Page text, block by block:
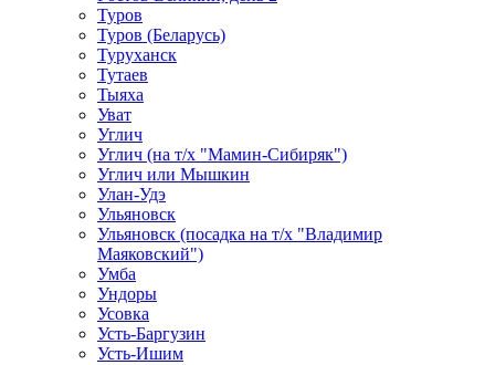
Туров
Туров (Беларусь)
Туруханск
Тутаев
Тыяха
Уват
Углич
Углич (на т/х "Мамин-Сибиряк")
Углич или Мышкин
Улан-Удэ
Ульяновск
Ульяновск (посадка на т/х "Владимир
Маяковский")
Умба
Ундоры
Усовка
Усть-Баргузин
Усть-Ишим